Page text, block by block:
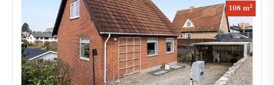
108 m2